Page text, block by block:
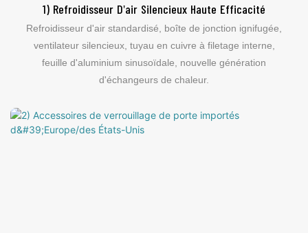
1) Refroidisseur D'air Silencieux Haute Efficacité
Refroidisseur d'air standardisé, boîte de jonction ignifugée,
ventilateur silencieux, tuyau en cuivre à filetage interne,
feuille d'aluminium sinusoïdale, nouvelle génération
d'échangeurs de chaleur.